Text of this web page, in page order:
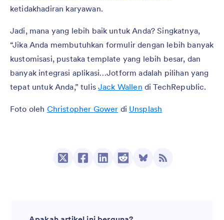
ketidakhadiran karyawan.
Jadi, mana yang lebih baik untuk Anda? Singkatnya,
“Jika Anda membutuhkan formulir dengan lebih banyak
kustomisasi, pustaka template yang lebih besar, dan
banyak integrasi aplikasi…Jotform adalah pilihan yang
tepat untuk Anda,” tulisJack Wallen di TechRepublic.
Foto oleh Christopher Gower di Unsplash